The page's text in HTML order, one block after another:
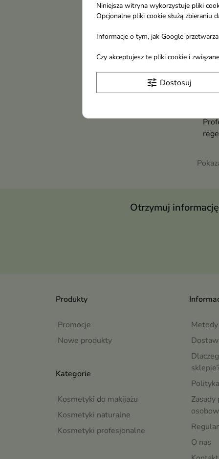
Otrzymuj
Produkty
Promocje
Nowe produkty
Metody
Zasady
O nas
Kategorie
Kosmetyki do makijażu
Kosmetyki naturalne
Kosmetyki profesjonalne
Niniejsza witryna wykorzystuje pliki
Opcjonalne pliki cookie służą
Informacje o tym, jak Google
Czy akceptujesz te pliki cookie i
tune Dostosuj